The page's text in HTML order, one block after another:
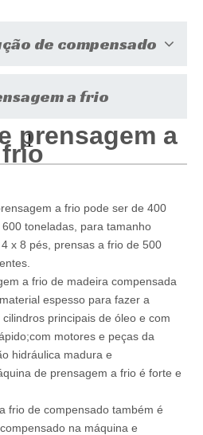
1
de compensado
a frio
prensagem a
frio
a frio pode ser de 400
toneladas, para tamanho
x 8 pés, prensas a frio de 500
a frio de madeira compensada
espesso para fazer a
principais de óleo e com
motores e peças da
hidráulica madura e
de prensagem a frio é forte e
frio de compensado também é
na máquina e